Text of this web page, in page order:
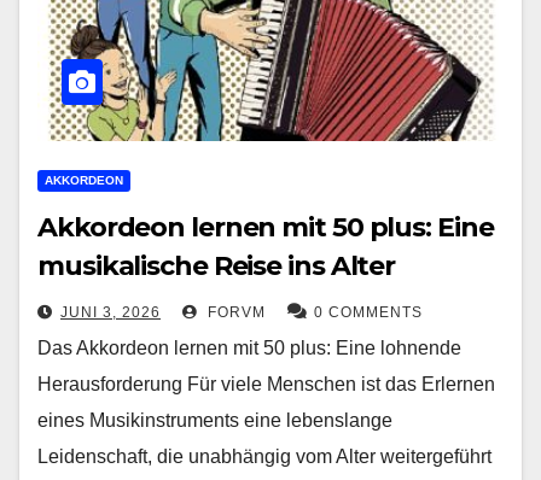
AKKORDEON
Akkordeon lernen mit 50 plus: Eine
musikalische Reise ins Alter
JUNI 3, 2026 FORVM 0 COMMENTS
Das Akkordeon lernen mit 50 plus: Eine lohnende
Herausforderung Für viele Menschen ist das Erlernen
eines Musikinstruments eine lebenslange
Leidenschaft, die unabhängig vom Alter weitergeführt